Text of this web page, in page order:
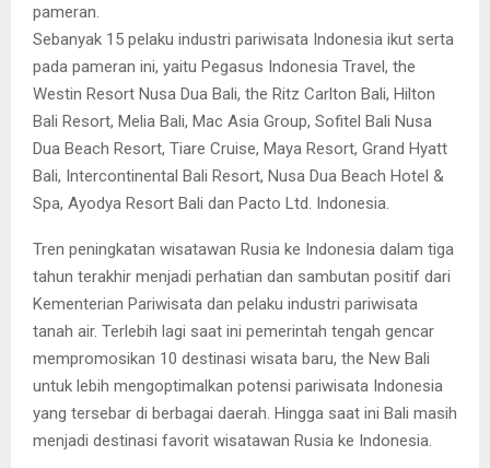
pameran.
Sebanyak 15 pelaku industri pariwisata Indonesia ikut serta
pada pameran ini, yaitu Pegasus Indonesia Travel, the
Westin Resort Nusa Dua Bali, the Ritz Carlton Bali, Hilton
Bali Resort, Melia Bali, Mac Asia Group, Sofitel Bali Nusa
Dua Beach Resort, Tiare Cruise, Maya Resort, Grand Hyatt
Bali, Intercontinental Bali Resort, Nusa Dua Beach Hotel &
Spa, Ayodya Resort Bali dan Pacto Ltd. Indonesia.
Tren peningkatan wisatawan Rusia ke Indonesia dalam tiga
tahun terakhir menjadi perhatian dan sambutan positif dari
Kementerian Pariwisata dan pelaku industri pariwisata
tanah air. Terlebih lagi saat ini pemerintah tengah gencar
mempromosikan 10 destinasi wisata baru, the New Bali
untuk lebih mengoptimalkan potensi pariwisata Indonesia
yang tersebar di berbagai daerah. Hingga saat ini Bali masih
menjadi destinasi favorit wisatawan Rusia ke Indonesia.